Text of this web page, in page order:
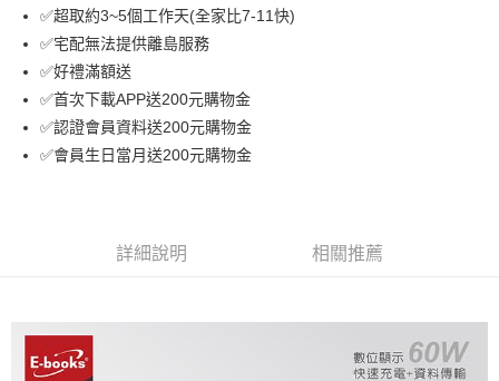
付款後萊爾富取貨
免運費
免運費
✅超取約3~5個工作天(全家比7-11快)
✅宅配無法提供離島服務
✅好禮滿額送
✅首次下載APP送200元購物金
✅認證會員資料送200元購物金
✅會員生日當月送200元購物金
詳細說明 相關推薦